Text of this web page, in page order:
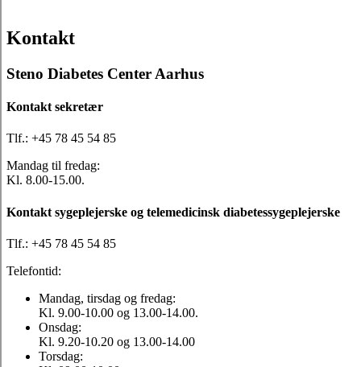
Kontakt
Steno Diabetes Center Aarhus
Kontakt sekretær
Tlf.: +45 78 45 54 85
Mandag til fredag:
Kl. 8.00-15.00.
Kontakt sygeplejerske og telemedicinsk diabetessygeplejerske
Tlf.: +45 78 45 54 85
Telefontid:
Mandag, tirsdag og fredag:
Kl. 9.00-10.00 og 13.00-14.00.
Onsdag:
Kl. 9.20-10.20 og 13.00-14.00
Torsdag: